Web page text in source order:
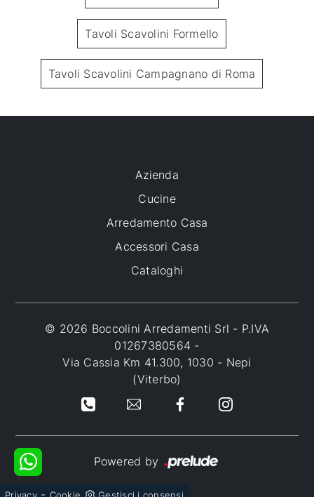
Tavoli Scavolini Formello
Tavoli Scavolini Campagnano di Roma
Azienda
Cucine
Arredamento Casa
Accessori Casa
Cataloghi
© 2026 Boccolini Arredamenti Srl - P.IVA
01267380564 -
Via Cassia Km 41.300, 1030 - Nepi
(Viterbo)
Powered by
-